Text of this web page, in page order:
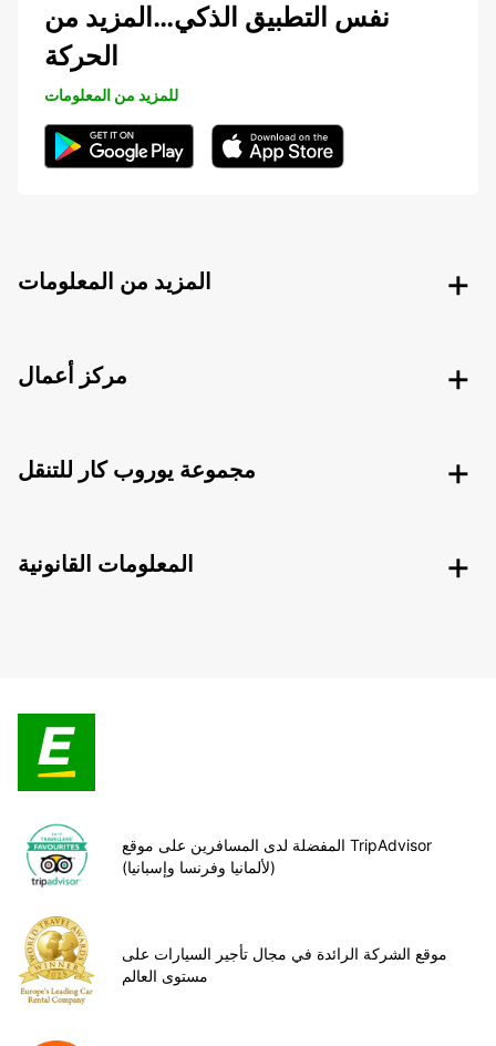
نفس التطبيق الذكي…المزيد من
الحركة
للمزيد من المعلومات
المزيد من المعلومات
مركز أعمال
مجموعة يوروب كار للتنقل
المعلومات القانونية
المفضلة لدى المسافرين على موقع TripAdvisor
(لألمانيا وفرنسا وإسبانيا)
موقع الشركة الرائدة في مجال تأجير السيارات على
مستوى العالم